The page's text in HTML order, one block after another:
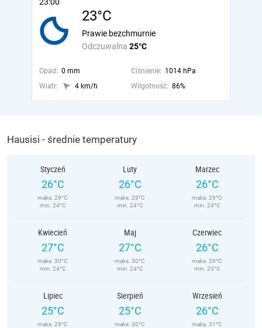
23°C
Odczuwalna 25°C
Prawie bezchmurnie
Opad: 0 mm Ciśnienie: 1014 hPa
Wiatr:
4 km/h Wilgotność: 86%
Hausisi - średnie temperatury
Styczeń
26°C
maks. 29°C
min. 24°C
Luty
26°C
maks. 29°C
min. 24°C
Marzec
26°C
maks. 29°C
min. 24°C
Kwiecień
27°C
maks. 30°C
min. 24°C
Maj
27°C
maks. 30°C
min. 24°C
Czerwiec
26°C
maks. 29°C
min. 23°C
Lipiec
25°C
maks. 29°C
Sierpień
25°C
maks. 30°C
Wrzesień
26°C
maks. 31°C